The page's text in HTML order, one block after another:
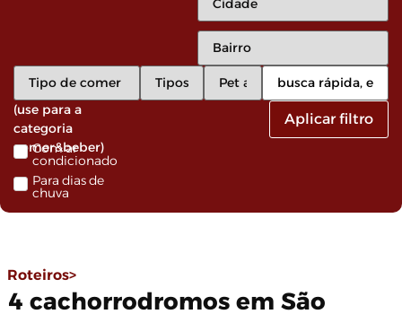
(use para a
categoria
comer&beber)
Com ar
condicionado
Para dias de
chuva
Aplicar filtro
Roteiros>
4 cachorrodromos em São